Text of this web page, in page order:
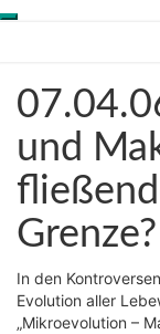
Toggle
07.04.06
Mikroevolution
und
Makroevolution:
fließende
oder
scharfe
Grenze?
und
Grenze?
In den
Evolution aller
„Mikroevolution –